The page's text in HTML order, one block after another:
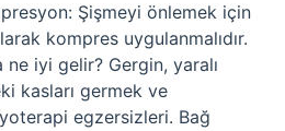
Şişmeyi önlemek için
kompres uygulanmalıdır.
iyi gelir? Gergin, yaralı
kasları germek ve
egzersizleri. Bağ